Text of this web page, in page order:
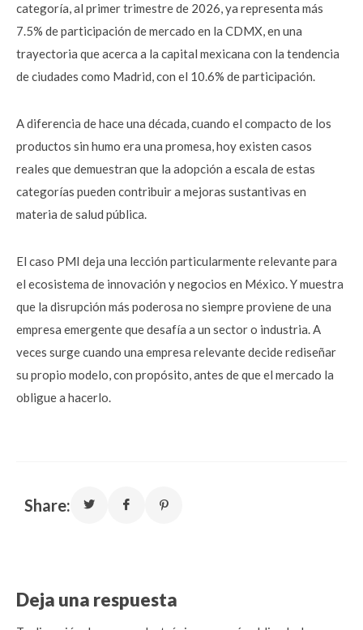
categoría, al primer trimestre de 2026, ya representa más
7.5% de participación de mercado en la CDMX, en una
trayectoria que acerca a la capital mexicana con la tendencia
de ciudades como Madrid, con el 10.6% de participación.
A diferencia de hace una década, cuando el compacto de los
productos sin humo era una promesa, hoy existen casos
reales que demuestran que la adopción a escala de estas
categorías pueden contribuir a mejoras sustantivas en
materia de salud pública.
El caso PMI deja una lección particularmente relevante para
el ecosistema de innovación y negocios en México. Y muestra
que la disrupción más poderosa no siempre proviene de una
empresa emergente que desafía a un sector o industria. A
veces surge cuando una empresa relevante decide rediseñar
su propio modelo, con propósito, antes de que el mercado la
obligue a hacerlo.
Share:
Deja una respuesta